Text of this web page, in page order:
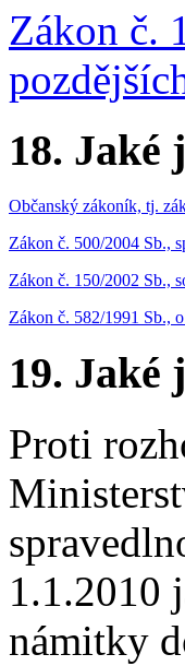
Zákon č.
18. Jaké
Občanský zákoník, tj.
Zákon č. 500/2004 Sb.,
Zákon č. 150/2002 Sb.,
Zákon č. 582/1991 Sb.,
19. Jaké
Proti
1.1.2010
námitky